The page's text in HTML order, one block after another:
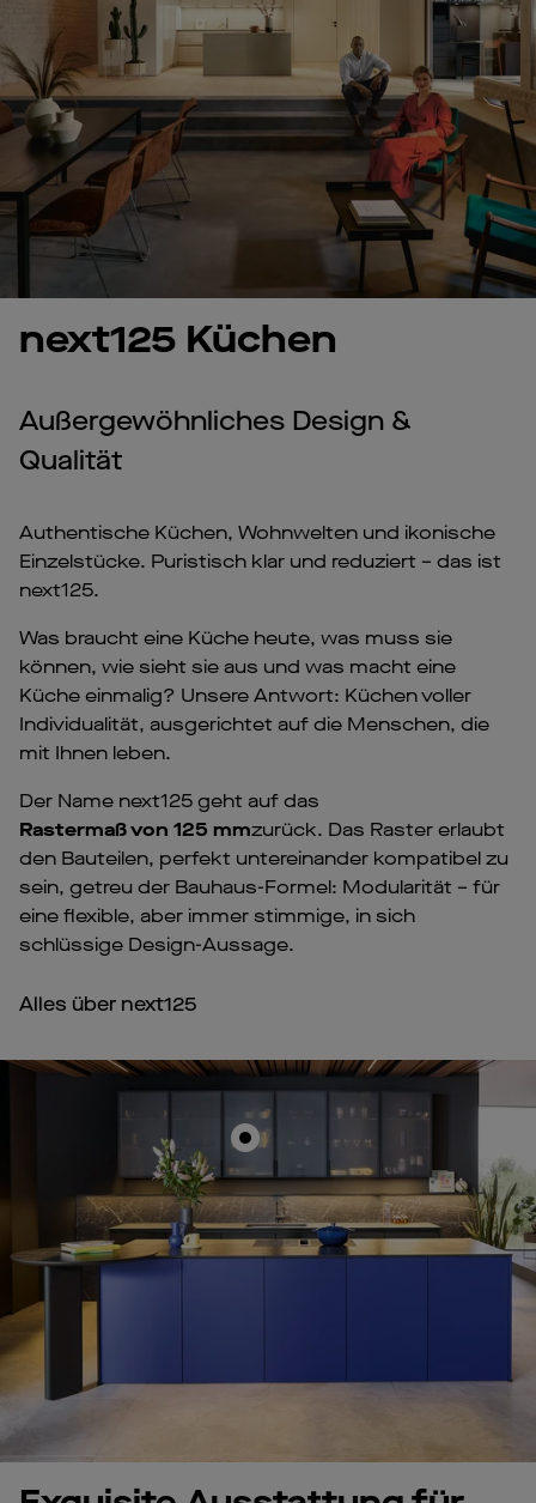
next125 Küchen
Außergewöhnliches Design &
Qualität
Authentische Küchen, Wohnwelten und ikonische
Einzelstücke. Puristisch klar und reduziert – das ist
next125.
Was braucht eine Küche heute, was muss sie
können, wie sieht sie aus und was macht eine
Küche einmalig? Unsere Antwort: Küchen voller
Individualität, ausgerichtet auf die Menschen, die
mit Ihnen leben.
Der Name next125 geht auf das
Rastermaß von 125 mmzurück. Das Raster erlaubt
den Bauteilen, perfekt untereinander kompatibel zu
sein, getreu der Bauhaus-Formel: Modularität – für
eine flexible, aber immer stimmige, in sich
schlüssige Design-Aussage.
Alles über next125